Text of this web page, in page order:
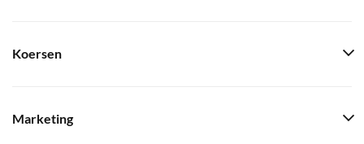
Koersen
Marketing